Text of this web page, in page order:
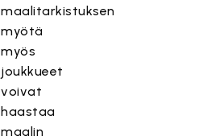
maalitarkistuksen
myötä
myös
joukkueet
voivat
haastaa
maalin